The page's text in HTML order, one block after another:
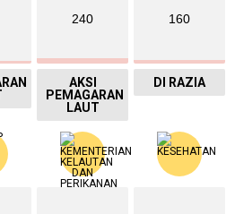
240
AKSI
PEMAGARAN
LAUT
160
DI RAZIA